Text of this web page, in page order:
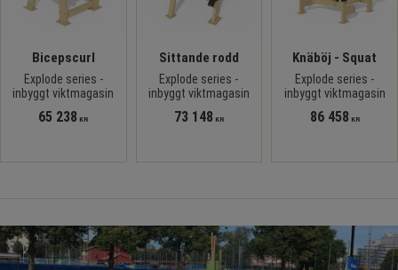
Bicepscurl
Explode series -
inbyggt viktmagasin
65 238 KR
Sittande rodd
Explode series -
inbyggt viktmagasin
73 148 KR
Knäböj - Squat
Explode series -
inbyggt viktmagasin
86 458 KR